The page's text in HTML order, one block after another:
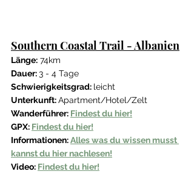
Southern Coastal Trail - Albanien
Länge: 74km
Dauer: 3 - 4 Tage
Schwierigkeitsgrad: leicht
Unterkunft: Apartment/Hotel/Zelt
Wanderführer: Findest du hier!
GPX: Findest du hier!
Informationen: Alles was du wissen musst
kannst du hier nachlesen!
Video: Findest du hier!